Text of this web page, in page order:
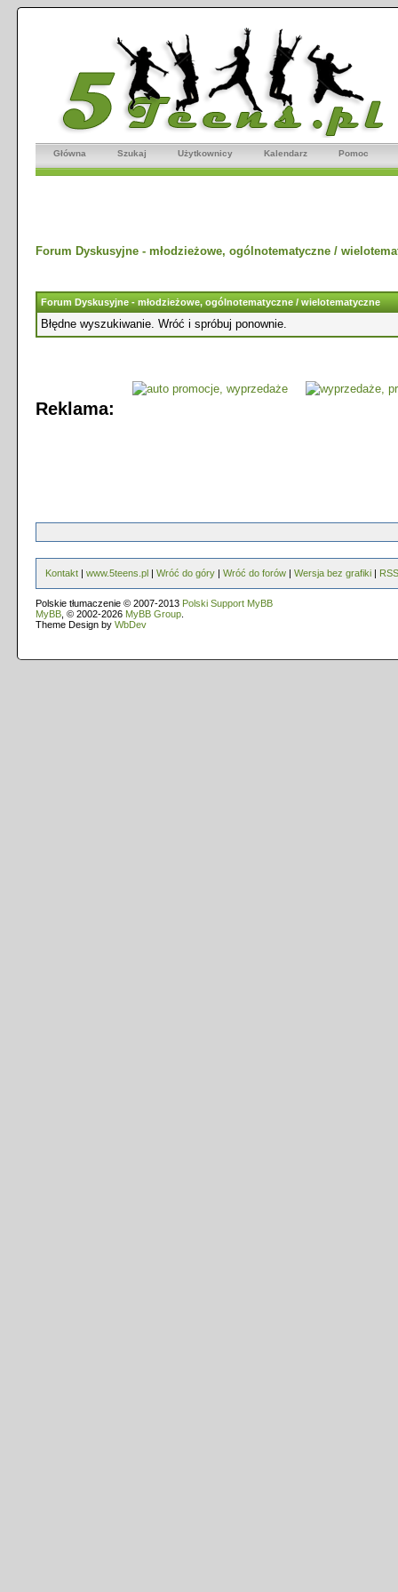
Główna Szukaj Użytkownicy Kalendarz Pomoc
Forum Dyskusyjne - młodzieżowe, ogólnotematyczne /
Forum Dyskusyjne - młodzieżowe, ogólnotematyczne / wielotematyczne
Błędne wyszukiwanie. Wróć i spróbuj ponownie.
Reklama:
Kontakt | www.5teens.pl | Wróć do góry | Wróć do forów | Wersja bez grafiki | RSS
Polskie tłumaczenie © 2007-2013 Polski Support MyBB
MyBB , © 2002-2026 MyBB Group
Theme Design by WbDev